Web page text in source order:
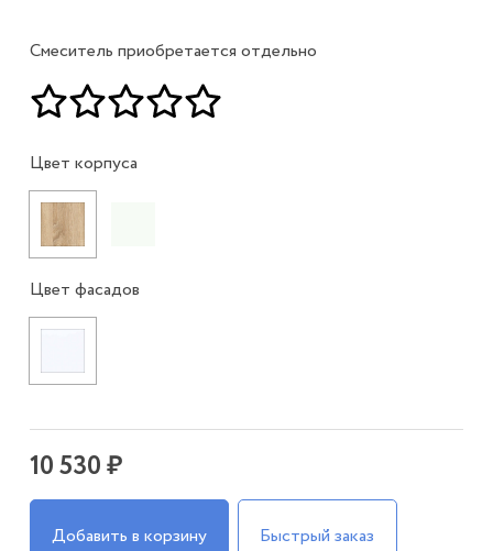
Смеситель приобретается отдельно
Цвет корпуса
Цвет фасадов
10 530 ₽
Добавить в корзину Быстрый заказ